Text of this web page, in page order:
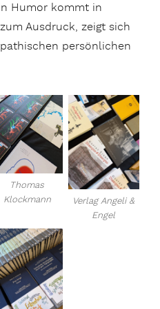
Humor kommt in
Ausdruck, zeigt sich
persönlichen
Thomas
Klockmann
Verlag Angeli &
Engel